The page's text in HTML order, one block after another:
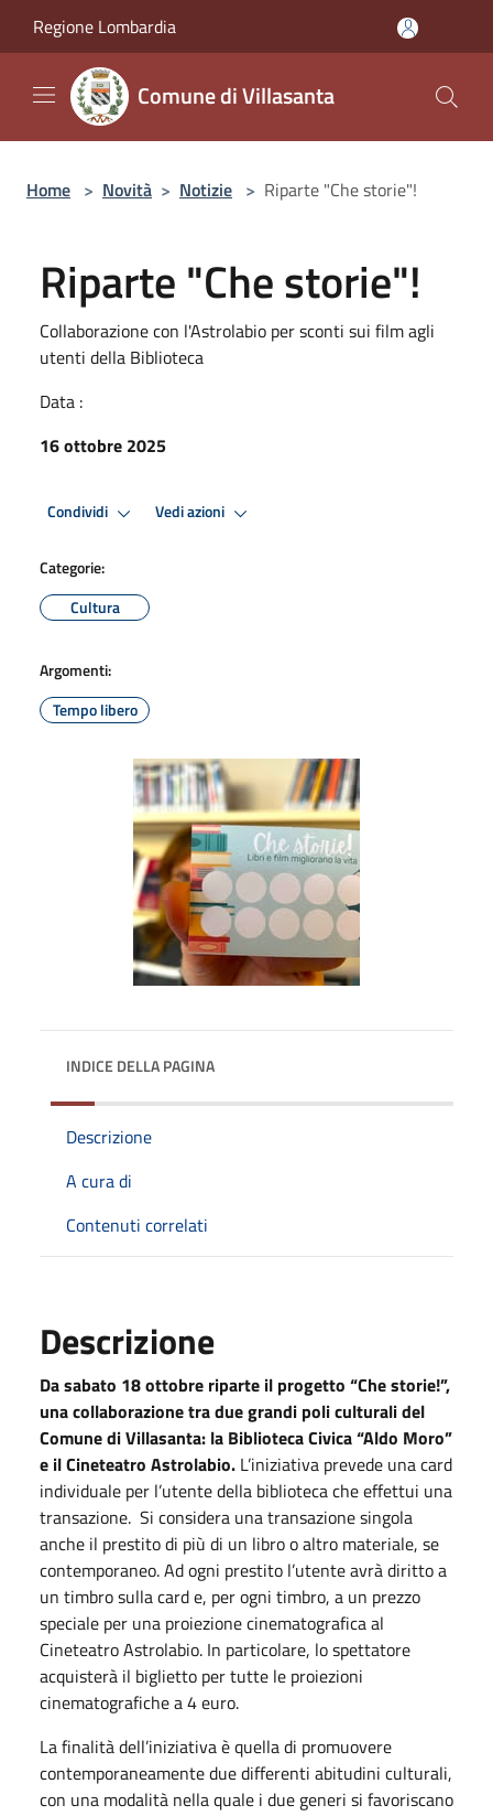
Regione Lombardia
Comune di Villasanta
Home > Novità > Notizie > Riparte "Che storie"!
Riparte "Che storie"!
Collaborazione con l'Astrolabio per sconti sui film agli
utenti della Biblioteca
Data :
16 ottobre 2025
Condividi Vedi azioni
Categorie:
Cultura
Argomenti:
Tempo libero
INDICE DELLA PAGINA
Descrizione
A cura di
Contenuti correlati
Descrizione
Da sabato 18 ottobre riparte il progetto “Che storie!”,
una collaborazione tra due grandi poli culturali del
Comune di Villasanta: la Biblioteca Civica “Aldo Moro”
e il Cineteatro Astrolabio. L’iniziativa prevede una card
individuale per l’utente della biblioteca che effettui una
transazione. Si considera una transazione singola
anche il prestito di più di un libro o altro materiale, se
contemporaneo. Ad ogni prestito l’utente avrà diritto a
un timbro sulla card e, per ogni timbro, a un prezzo
speciale per una proiezione cinematografica al
Cineteatro Astrolabio. In particolare, lo spettatore
acquisterà il biglietto per tutte le proiezioni
cinematografiche a 4 euro.
La finalità dell’iniziativa è quella di promuovere
contemporaneamente due differenti abitudini culturali,
con una modalità nella quale i due generi si favoriscano